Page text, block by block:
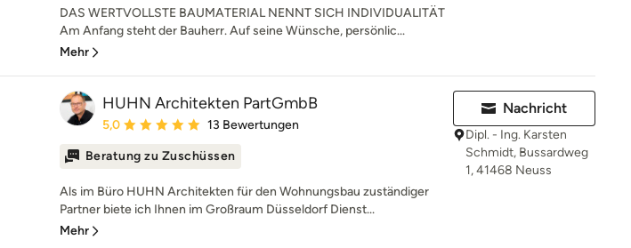
DAS WERTVOLLSTE BAUMATERIAL NENNT SICH INDIVIDUALITÄT
Am Anfang steht der Bauherr. Auf seine Wünsche, persönlic...
Mehr
HUHN Architekten PartGmbB
Durchschnittliche Bewertung: 5 von 5 Sternen
5,0 13 Bewertungen
Beratung zu Zuschüssen
Als im Büro HUHN Architekten für den Wohnungsbau zuständiger
Partner biete ich Ihnen im Großraum Düsseldorf Dienst...
Mehr
Nachricht
Dipl. - Ing. Karsten
Schmidt, Bussardweg
1, 41468 Neuss